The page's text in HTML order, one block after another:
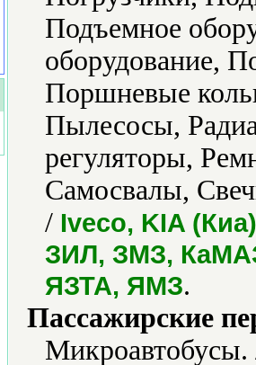
Подъемное
оборудование,
Поршневые
Пылесосы,
регуляторы,
Самосвалы,
/ Iveco, KIA
ЗИЛ, ЗМЗ,
ЯЗТА, ЯМЗ.
Пассажирские